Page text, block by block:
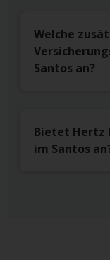
Welche
Santos an?
Bietet Hertz
im Santos